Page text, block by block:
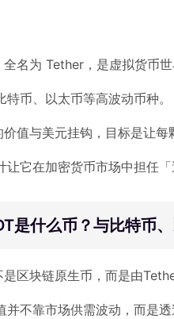
全名为 Tether，是虚拟货币
特币、以太币等高波动币种。
值与美元挂钩，目标是让每
让它在加密货币市场中担任
是什么币？与比特币
区块链原生币，而是由
并不靠市场供需波动，而是透